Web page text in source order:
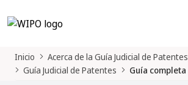
Inicio
Acerca de la Guía Judicial de Patentes
Guía Judicial de Patentes
Guía completa